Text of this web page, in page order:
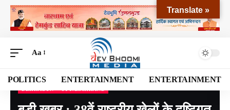
Aa
POLITICS ENTERTAINMENT ENTERTAINMENT
Devbhoomi Media Blog >NATIONAL>UTTARAKHAND> DEHRADUN>
Translate »